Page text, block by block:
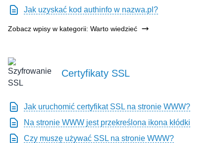
Jak uzyskać kod authinfo w nazwa.pl?
Zobacz wpisy w kategorii: Warto wiedzieć
Certyfikaty SSL
Jak uruchomić certyfikat SSL na stronie WWW?
Na stronie WWW jest przekreślona ikona kłódki
Czy muszę używać SSL na stronie WWW?